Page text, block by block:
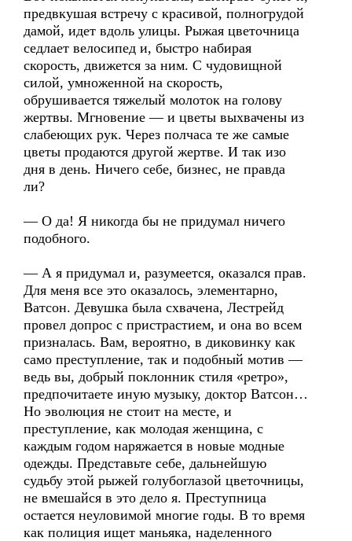
предвкушая встречу с красивой, полногрудой
дамой, идет вдоль улицы. Рыжая цветочница
седлает велосипед и, быстро набирая
скорость, движется за ним. С чудовищной
силой, умноженной на скорость,
обрушивается тяжелый молоток на голову
жертвы. Мгновение — и цветы выхвачены из
слабеющих рук. Через полчаса те же самые
цветы продаются другой жертве. И так изо
дня в день. Ничего себе, бизнес, не правда
ли?
— О да! Я никогда бы не придумал ничего
подобного.
— А я придумал и, разумеется, оказался прав.
Для меня все это оказалось, элементарно,
Ватсон. Девушка была схвачена, Лестрейд
провел допрос с пристрастием, и она во всем
призналась. Вам, вероятно, в диковинку как
само преступление, так и подобный мотив —
ведь вы, добрый поклонник стиля «ретро»,
предпочитаете иную музыку, доктор Ватсон…
Но эволюция не стоит на месте, и
преступление, как молодая женщина, с
каждым годом наряжается в новые модные
одежды. Представьте себе, дальнейшую
судьбу этой рыжей голубоглазой цветочницы,
не вмешайся в это дело я. Преступница
остается неуловимой многие годы. В то время
как полиция ищет маньяка, наделенного